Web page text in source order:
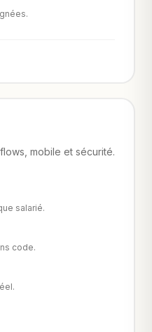
mobile et sécurité.
salarié.
code.